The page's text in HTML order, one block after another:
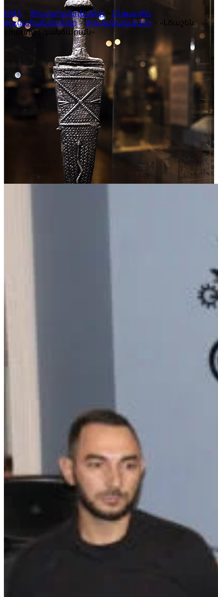
HMA Ցուցահանդեսներ> Ընթացիկ
ցուցահանդեսներ>Ժամանակավոր > «Լճաշեն.
ջրասույզ գանձարան»